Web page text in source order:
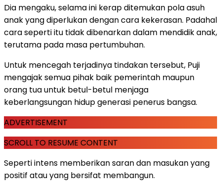
Dia mengaku, selama ini kerap ditemukan pola asuh
anak yang diperlukan dengan cara kekerasan. Padahal
cara seperti itu tidak dibenarkan dalam mendidik anak,
terutama pada masa pertumbuhan.
Untuk mencegah terjadinya tindakan tersebut, Puji
mengajak semua pihak baik pemerintah maupun
orang tua untuk betul-betul menjaga
keberlangsungan hidup generasi penerus bangsa.
ADVERTISEMENT
SCROLL TO RESUME CONTENT
Seperti intens memberikan saran dan masukan yang
positif atau yang bersifat membangun.